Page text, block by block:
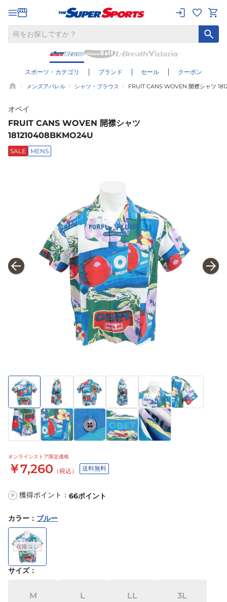
スポーツ・カテゴリ ブランド セール クーポン
メンズアパレル シャツ・ブラウス FRUIT CANS WOVEN 開襟シャツ
オベイ
FRUIT CANS WOVEN 開襟シャツ
181210408BKMO24U
SALE MENS
オンラインストア限定価格
￥7,260 （税込） 送料無料
P 獲得ポイント： 66ポイント
カラー ： ブルー
サイズ：
M L LL 3L